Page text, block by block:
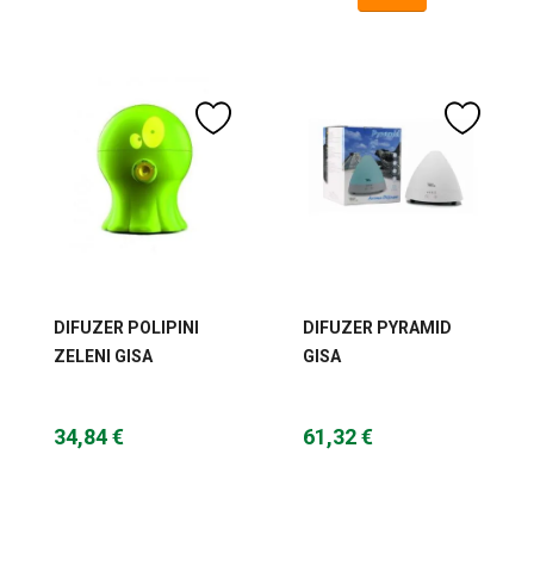
DIFUZER POLIPINI
ZELENI GISA
34,84 €
DIFUZER PYRAMID
GISA
61,32 €